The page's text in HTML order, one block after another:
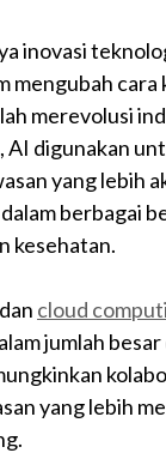
inovasi
mengubah
merevolusi
AI digunakan
yang lebih
berbagai
kesehatan.
cloud
jumlah
yang lebih